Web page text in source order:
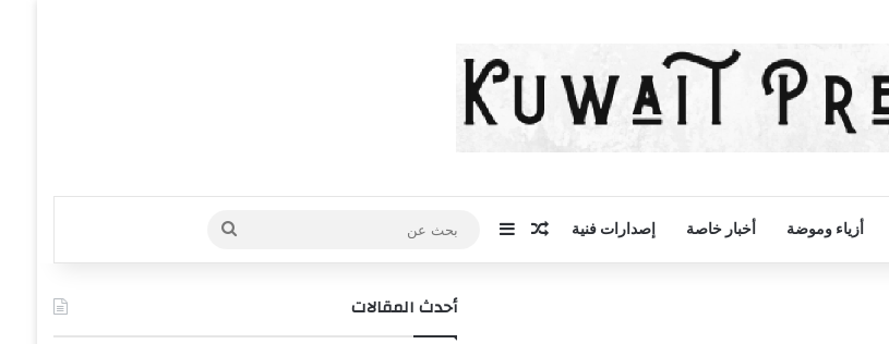
أزياء وموضة أخبار خاصة إصدارات فنية مقال عشوائي
إضافة عمود جانبي
بحث
عن
أحدث المقالات